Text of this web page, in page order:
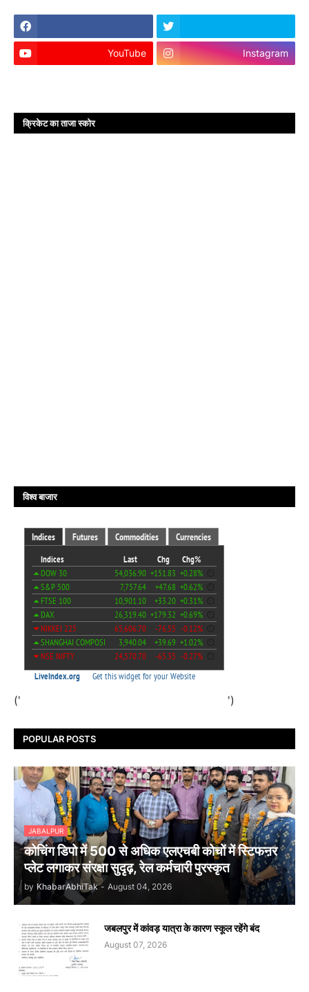
YouTube Instagram
क्रिकेट का ताजा स्कोर
विश्व बाजार
(' ')
POPULAR POSTS
JABALPUR
कोचिंग डिपो में 500 से अधिक एलएचबी कोचों में स्टिफऩर
प्लेट लगाकर संरक्षा सुदृढ़, रेल कर्मचारी पुरस्कृत
by KhabarAbhiTak - August 04, 2026
जबलपुर में कांवड़ यात्रा के कारण स्कूल रहेंगे बंद
August 07, 2026